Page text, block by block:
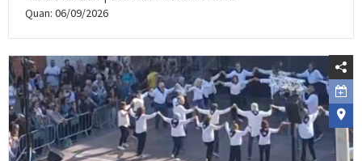
Quan: 06/09/2026